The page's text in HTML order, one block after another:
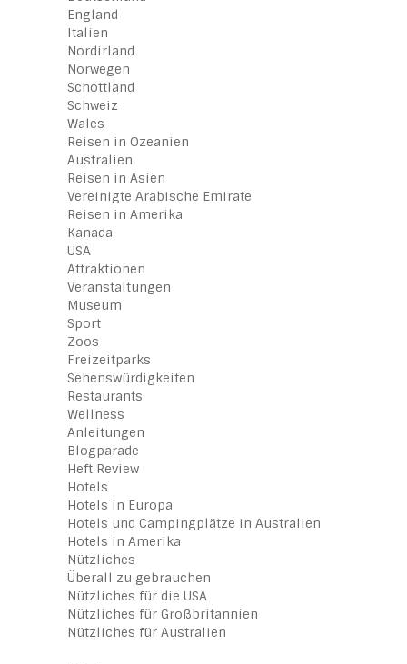
England
Italien
Nordirland
Norwegen
Schottland
Schweiz
Wales
Reisen in Ozeanien
Australien
Reisen in Asien
Vereinigte Arabische Emirate
Reisen in Amerika
Kanada
USA
Attraktionen
Veranstaltungen
Museum
Sport
Zoos
Freizeitparks
Sehenswürdigkeiten
Restaurants
Wellness
Anleitungen
Blogparade
Heft Review
Hotels
Hotels in Europa
Hotels und Campingplätze in Australien
Hotels in Amerika
Nützliches
Überall zu gebrauchen
Nützliches für die USA
Nützliches für Großbritannien
Nützliches für Australien